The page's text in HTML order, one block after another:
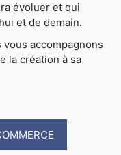
évoluer et qui
et de demain.
accompagnons
la création à sa